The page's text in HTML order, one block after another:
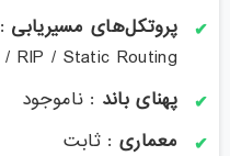
پروتکل‌های مسیریابی
RIP / Static Routing
پهنای باند : ناموجود
معماری: ثابت